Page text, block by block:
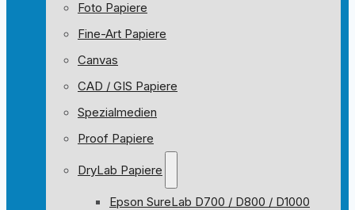
Foto Papiere
Fine-Art Papiere
Canvas
CAD / GIS Papiere
Spezialmedien
Proof Papiere
DryLab Papiere
Epson SureLab D700 / D800 / D1000